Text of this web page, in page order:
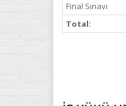
Final Sınavı
Total: